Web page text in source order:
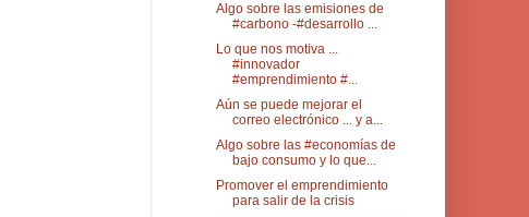
Algo sobre las emisiones de
#carbono -#desarrollo ...
Lo que nos motiva ...
#innovador
#emprendimiento #...
Aún se puede mejorar el
correo electrónico ... y a...
Algo sobre las #economías de
bajo consumo y lo que...
Promover el emprendimiento
para salir de la crisis